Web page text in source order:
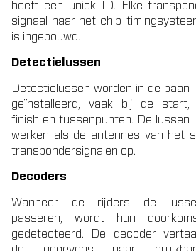
heeft een uniek ID. Elke
signaal naar het chip-
is ingebouwd.
Detectielussen
Detectielussen worden in de baan
geïnstalleerd, vaak bij de start,
finish en tussenpunten. De lussen
werken als de antennes van het
transpondersignalen op.
Decoders
Wanneer de rijders de
passeren, wordt hun
gedetecteerd.
De decoder